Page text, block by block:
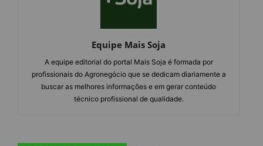
Equipe Mais Soja
A equipe editorial do portal Mais Soja é formada por
profissionais do Agronegócio que se dedicam diariamente a
buscar as melhores informações e em gerar conteúdo
técnico profissional de qualidade.